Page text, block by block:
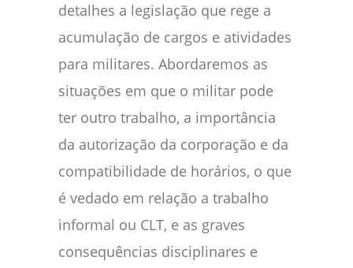
detalhes a legislação que rege a
acumulação de cargos e atividades
para militares. Abordaremos as
situações em que o militar pode
ter outro trabalho, a importância
da autorização da corporação e da
compatibilidade de horários, o que
é vedado em relação a trabalho
informal ou CLT, e as graves
consequências disciplinares e